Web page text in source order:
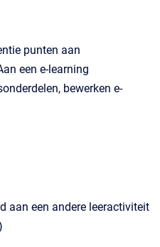
punten aan
een e-learning
bewerken e-
aan een andere leeractiviteit